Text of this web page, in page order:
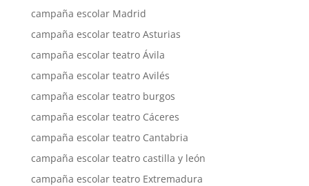
campaña escolar Madrid
campaña escolar teatro Asturias
campaña escolar teatro Ávila
campaña escolar teatro Avilés
campaña escolar teatro burgos
campaña escolar teatro Cáceres
campaña escolar teatro Cantabria
campaña escolar teatro castilla y león
campaña escolar teatro Extremadura